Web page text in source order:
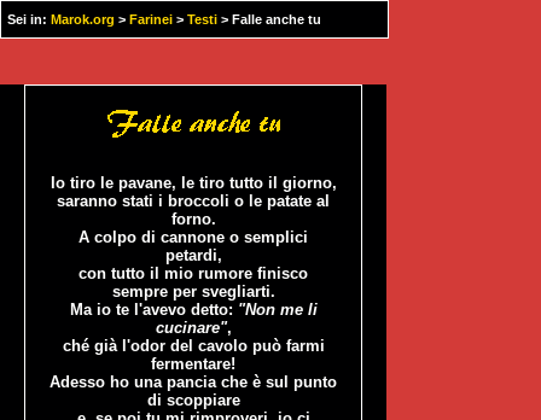
Sei in: Marok.org > Farinei > Testi > Falle anche tu
Io tiro le pavane, le tiro tutto il giorno,
saranno stati i broccoli o le patate al
forno.
A colpo di cannone o semplici
petardi,
con tutto il mio rumore finisco
sempre per svegliarti.
Ma io te l'avevo detto: "Non me li
cucinare",
ché già l'odor del cavolo può farmi
fermentare!
Adesso ho una pancia che è sul punto
di scoppiare